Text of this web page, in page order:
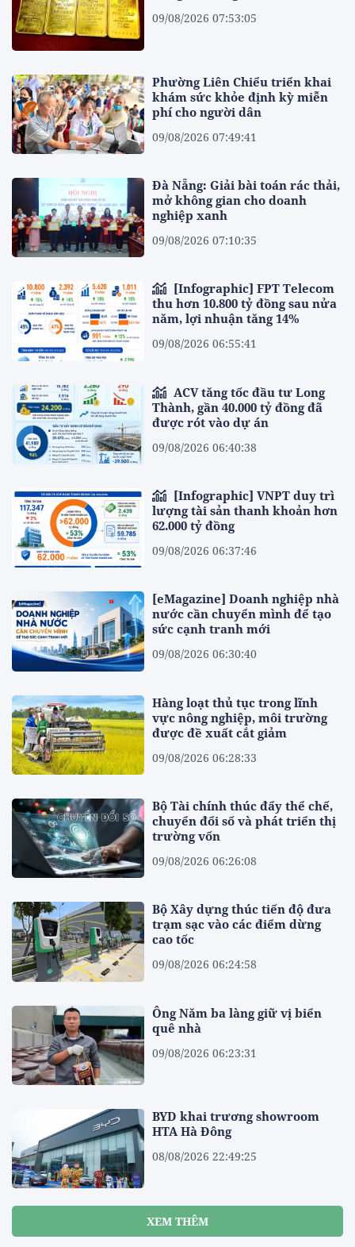
09/08/2026 07:53:05
Phường Liên Chiểu triển khai
khám sức khỏe định kỳ miễn
phí cho người dân
09/08/2026 07:49:41
Đà Nẵng: Giải bài toán rác thải,
mở không gian cho doanh
nghiệp xanh
09/08/2026 07:10:35
thu hơn 10.800 tỷ đồng sau nửa
năm, lợi nhuận tăng 14%
09/08/2026 06:55:41
Thành, gần 40.000 tỷ đồng đã
được rót vào dự án
09/08/2026 06:40:38
lượng tài sản thanh khoản hơn
62.000 tỷ đồng
09/08/2026 06:37:46
[eMagazine] Doanh nghiệp nhà
nước cần chuyển mình để tạo
sức cạnh tranh mới
09/08/2026 06:30:40
Hàng loạt thủ tục trong lĩnh
vực nông nghiệp, môi trường
được đề xuất cắt giảm
09/08/2026 06:28:33
Bộ Tài chính thúc đẩy thể chế,
chuyển đổi số và phát triển thị
trường vốn
09/08/2026 06:26:08
Bộ Xây dựng thúc tiến độ đưa
trạm sạc vào các điểm dừng
cao tốc
09/08/2026 06:24:58
Ông Năm ba làng giữ vị biển
quê nhà
09/08/2026 06:23:31
BYD khai trương showroom
HTA Hà Đông
08/08/2026 22:49:25
XEM THÊM